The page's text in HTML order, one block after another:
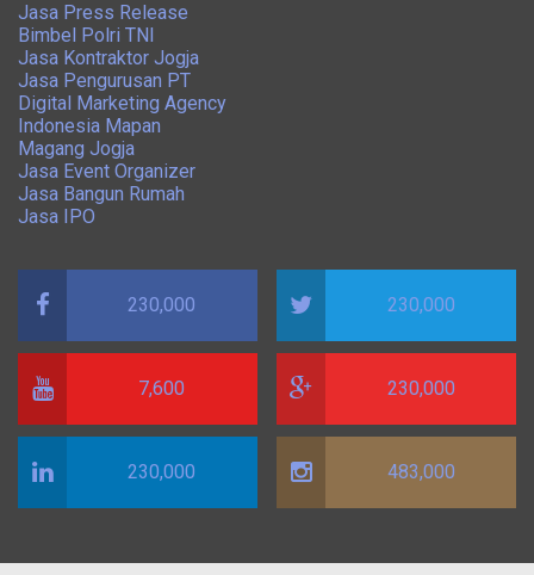
Jasa Press Release
Bimbel Polri TNI
Jasa Kontraktor Jogja
Jasa Pengurusan PT
Digital Marketing Agency
Indonesia Mapan
Magang Jogja
Jasa Event Organizer
Jasa Bangun Rumah
Jasa IPO
230,000 230,000
7,600 230,000
230,000 483,000